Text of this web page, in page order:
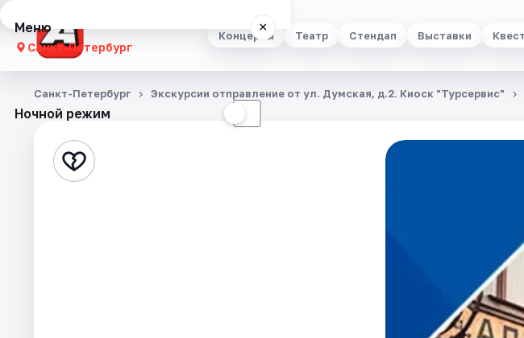
Концерты Театр Стендап Выставки
Меню ×
Санкт-Петербург
Концерты
Стендап
Ночной режим ☾
Санкт-Петербург Экскурсии отправление от ул. Думская, д.2. Киоск "Турсервис"